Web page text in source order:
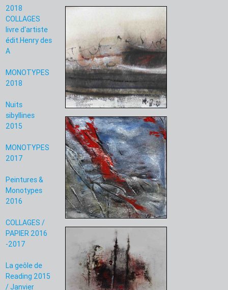
2018
COLLAGES
livre d'artiste
édit.Henry des
A
MONOTYPES
2018
Nuits
sibyllines
2015
MONOTYPES
2017
Peintures &
Monotypes
2016
COLLAGES /
PAPIER 2016
-2017
La geôle de
Reading 2015
/ Janvier